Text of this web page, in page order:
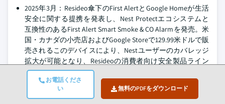
お電話くださ
い
無料のPDFをダウンロード
2025年3月：Resideo傘下のFirst AlertとGoogle Homeが生活
安全に関する提携を発表し、Nest Protectエコシステムと
互換性のあるFirst Alert Smart Smoke & CO Alarmを発売。米
国・カナダの小売店およびGoogle Storeで129.99米ドルで販
売されるこのデバイスにより、Nestユーザーのカバレッジ
拡大が可能となり、Resideoの消費者向け安全製品ライン
とGoogleのスマートホームプラットフォームとの本格的な
クロスブランド統合が実現します。
2025年2月：LennoxとSamsungが、Samsung Lennox HVAC